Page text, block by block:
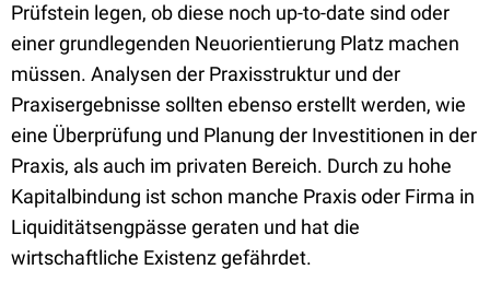
Prüfstein legen, ob diese noch up-to-date sind oder
einer grundlegenden Neuorientierung Platz machen
müssen. Analysen der Praxisstruktur und der
Praxisergebnisse sollten ebenso erstellt werden, wie
eine Überprüfung und Planung der Investitionen in der
Praxis, als auch im privaten Bereich. Durch zu hohe
Kapitalbindung ist schon manche Praxis oder Firma in
Liquiditätsengpässe geraten und hat die
wirtschaftliche Existenz gefährdet.